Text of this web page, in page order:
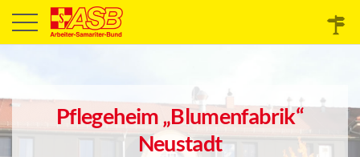
Pflegeheim „Blumenfabrik“
Neustadt